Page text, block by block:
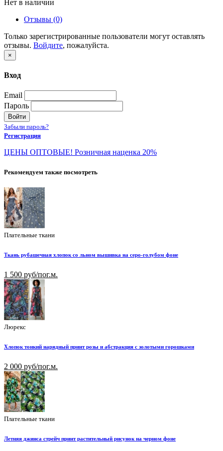
Нет в наличии
Отзывы (0)
Только зарегистрированные пользователи могут оставлять
отзывы. Войдите, пожалуйста.
×
Вход
Email
Пароль
Войти
Забыли пароль?
Регистрация
ЦЕНЫ ОПТОВЫЕ! Розничная наценка 20%
Рекомендуем также посмотреть
Плательные ткани
Ткань рубашечная хлопок со льном вышивка на серо-голубом фоне
1 500 руб/пог.м.
Люрекс
Хлопок тонкий нарядный принт розы и абстракция с золотыми горошками
2 000 руб/пог.м.
Плательные ткани
Летняя джинса стрейч принт растительный рисунок на черном фоне